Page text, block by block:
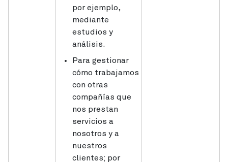
por ejemplo,
mediante
estudios y
análisis.
Para gestionar
cómo trabajamos
con otras
compañías que
nos prestan
servicios a
nosotros y a
nuestros
clientes; por